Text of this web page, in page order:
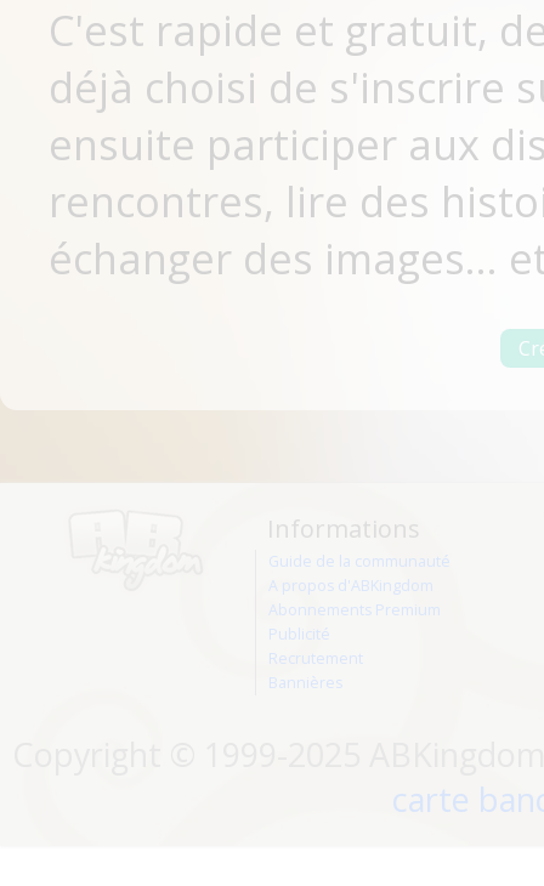
C'est rapide et gratuit,
déjà choisi de s'inscrire
ensuite participer aux
rencontres, lire des
échanger des images...
Informations
Guide de la communauté
A propos d'ABKingdom
Abonnements Premium
Publicité
Recrutement
Bannières
carte